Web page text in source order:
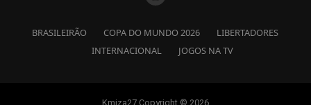
BRASILEIRÃO COPA DO MUNDO 2026
LIBERTADORES
INTERNACIONAL
JOGOS NA TV
Kmiza27 Copyright © 2026